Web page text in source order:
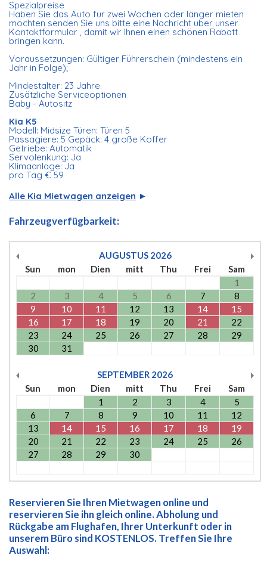
Spezialpreise
Haben Sie das Auto für zwei Wochen oder länger mieten
möchten senden Sie uns bitte eine Nachricht über unser
Kontaktformular , damit wir Ihnen einen schönen Rabatt
bringen kann.
Voraussetzungen: Gültiger Führerschein (mindestens ein
Jahr in Folge);
Mindestalter: 23 Jahre.
Zusätzliche Serviceoptionen
Baby - Autositz
Kia K5
Modell: Midsize Türen: Türen 5
Passagiere: 5 Gepäck: 4 große Koffer
Getriebe: Automatik
Servolenkung: Ja
Klimaanlage: Ja
pro Tag € 59
Alle Kia Mietwagen anzeigen ►
Fahrzeugverfügbarkeit:
AUGUSTUS 2026
Sun
mon Dien mitt Thu Frei
Sam
1
2
3 4 5 6 7
8
9
10 11 12 13 14
15
16
17 18 19 20 21
22
23
24 25 26 27 28
29
30
31
SEPTEMBER 2026
Sun
mon Dien mitt Thu Frei
Sam
1
2 3 4
5
6
7 8 9 10 11
12
13
14 15 16 17 18
19
20
21 22 23 24 25
26
27
28 29 30
Reservieren Sie Ihren Mietwagen online und
reservieren Sie ihn gleich online. Abholung und
Rückgabe am Flughafen, Ihrer Unterkunft oder in
unserem Büro sind KOSTENLOS. Treffen Sie Ihre
Auswahl: